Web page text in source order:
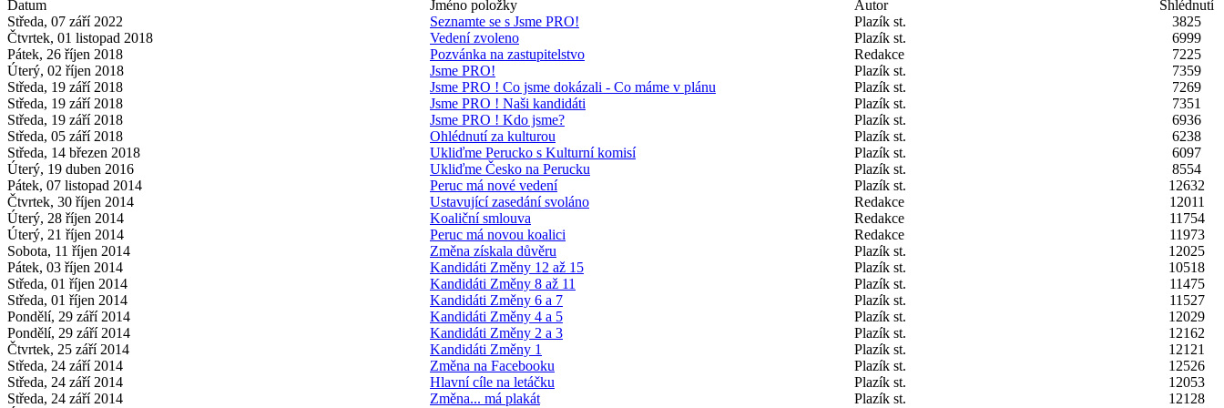
Datum
Jméno položky Autor
Shlédnutí
Středa, 07 září 2022
Seznamte se s Jsme PRO! Plazík st.
3825
Čtvrtek, 01 listopad 2018
Vedení zvoleno Plazík st.
6999
Pátek, 26 říjen 2018
Pozvánka na zastupitelstvo Redakce
7225
Úterý, 02 říjen 2018
Jsme PRO! Plazík st.
7359
Středa, 19 září 2018
Jsme PRO ! Co jsme dokázali - Co máme v plánu Plazík st.
7269
Středa, 19 září 2018
Jsme PRO ! Naši kandidáti Plazík st.
7351
Středa, 19 září 2018
Jsme PRO ! Kdo jsme? Plazík st.
6936
Středa, 05 září 2018
Ohlédnutí za kulturou Plazík st.
6238
Středa, 14 březen 2018
Ukliďme Perucko s Kulturní komisí Plazík st.
6097
Úterý, 19 duben 2016
Ukliďme Česko na Perucku Plazík st.
8554
Pátek, 07 listopad 2014
Peruc má nové vedení Plazík st.
12632
Čtvrtek, 30 říjen 2014
Ustavující zasedání svoláno Redakce
12011
Úterý, 28 říjen 2014
Koaliční smlouva Redakce
11754
Úterý, 21 říjen 2014
Peruc má novou koalici Redakce
11973
Sobota, 11 říjen 2014
Změna získala důvěru Plazík st.
12025
Pátek, 03 říjen 2014
Kandidáti Změny 12 až 15 Plazík st.
10518
Středa, 01 říjen 2014
Kandidáti Změny 8 až 11 Plazík st.
11475
Středa, 01 říjen 2014
Kandidáti Změny 6 a 7 Plazík st.
11527
Pondělí, 29 září 2014
Kandidáti Změny 4 a 5 Plazík st.
12029
Pondělí, 29 září 2014
Kandidáti Změny 2 a 3 Plazík st.
12162
Čtvrtek, 25 září 2014
Kandidáti Změny 1 Plazík st.
12121
Středa, 24 září 2014
Změna na Facebooku Plazík st.
12526
Středa, 24 září 2014
Hlavní cíle na letáčku Plazík st.
12053
Středa, 24 září 2014
Změna... má plakát Plazík st.
12128